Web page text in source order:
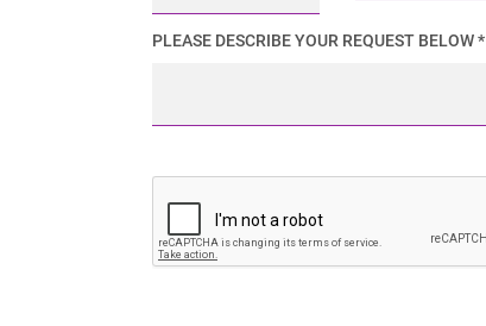
PLEASE DESCRIBE YOUR REQUEST BELOW *